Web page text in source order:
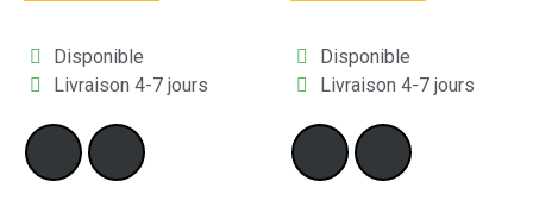
Disponible
Livraison 4-7 jours
Disponible
Livraison 4-7 jours